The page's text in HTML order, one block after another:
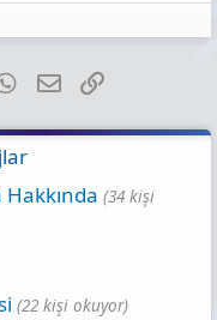
WhatsApp
E-posta
(34 kişi
(22 kişi okuyor)